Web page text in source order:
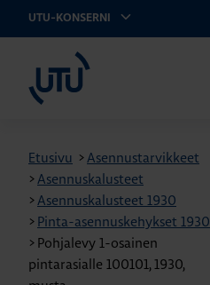
UTU-KONSERNI
Etusivu >Asennustarvikkeet
>Asennuskalusteet
>Asennuskalusteet 1930
> Pinta-asennuskehykset 1930
> Pohjalevy 1-osainen
pintarasialle 100101, 1930,